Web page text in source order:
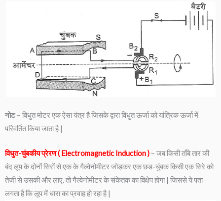
नोट– विधुत मोटर एक ऐसा यंत्र है जिसके द्वारा विधुत ऊर्जा को यांत्रिक ऊर्जा में
परिवर्तित किया जाता है |
विधुत-चुंबकीय प्रेरण ( Electromagnetic Induction ) – जब किसी ताँबे तार की
बंद लूप के दोनों सिरों से एक के गैल्वेनोमीटर जोड़कर एक छड-चुंबक किसी एक सिरे को
तेजी से उसकी और लाए, तो गैल्वेनोमीटर के संकेतक का विक्षेप होगा | जिससे ये पता
लगता है कि लूप में धारा का प्रवाह हो रहा है |